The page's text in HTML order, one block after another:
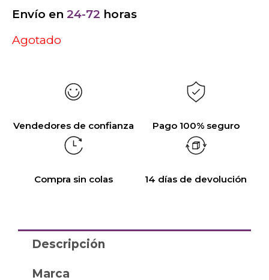
Envío en 24-72 horas
Agotado
Vendedores de confianza Pago 100% seguro
Compra sin colas 14 días de devolución
Descripción
Marca